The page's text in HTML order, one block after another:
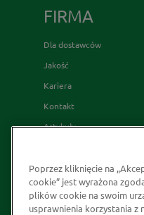
FIRMA
Dla dostawców
Jakość
Kariera
Kontakt
Artykuły
Skąd bierzemy nasze
Strategia Podatkowa
Społeczna
Poprzez kliknięcie na
cookie” jest wyrażona
plików cookie na swoim
usprawnienia korzystania z